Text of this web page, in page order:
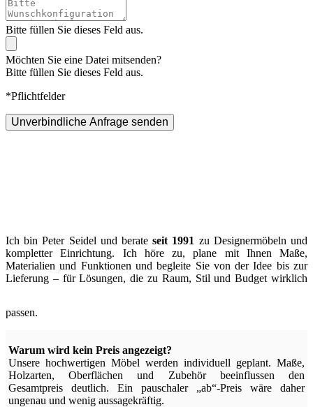
Bitte füllen Sie dieses Feld aus.
Möchten Sie eine Datei mitsenden?
Bitte füllen Sie dieses Feld aus.
*Pflichtfelder
Unverbindliche Anfrage senden
Ich bin Peter Seidel und berateseit 1991 zu Designermöbeln und
kompletter Einrichtung. Ich höre zu, plane mit Ihnen Maße,
Materialien und Funktionen und begleite Sie von der Idee bis zur
Lieferung – für Lösungen, die zu Raum, Stil und Budget wirklich
passen.
Warum wird kein Preis angezeigt?
Unsere hochwertigen Möbel werden individuell geplant. Maße,
Holzarten, Oberflächen und Zubehör beeinflussen den
Gesamtpreis deutlich. Ein pauschaler „ab“-Preis wäre daher
ungenau und wenig aussagekräftig.